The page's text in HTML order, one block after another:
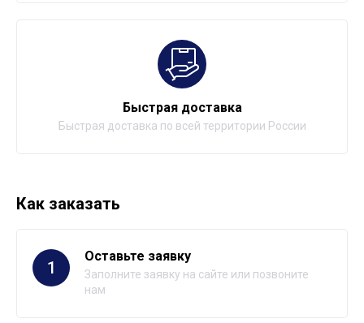
Быстрая доставка
Быстрая доставка по всей территории России
Как заказать
1
Оставьте заявку
Заполните заявку на сайте или позвоните
нам